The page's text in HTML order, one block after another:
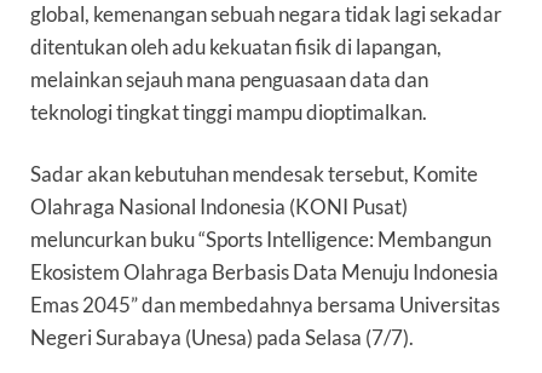
global, kemenangan sebuah negara tidak lagi sekadar
ditentukan oleh adu kekuatan fisik di lapangan,
melainkan sejauh mana penguasaan data dan
teknologi tingkat tinggi mampu dioptimalkan.
Sadar akan kebutuhan mendesak tersebut, Komite
Olahraga Nasional Indonesia (KONI Pusat)
meluncurkan buku “Sports Intelligence: Membangun
Ekosistem Olahraga Berbasis Data Menuju Indonesia
Emas 2045” dan membedahnya bersama Universitas
Negeri Surabaya (Unesa) pada Selasa (7/7).